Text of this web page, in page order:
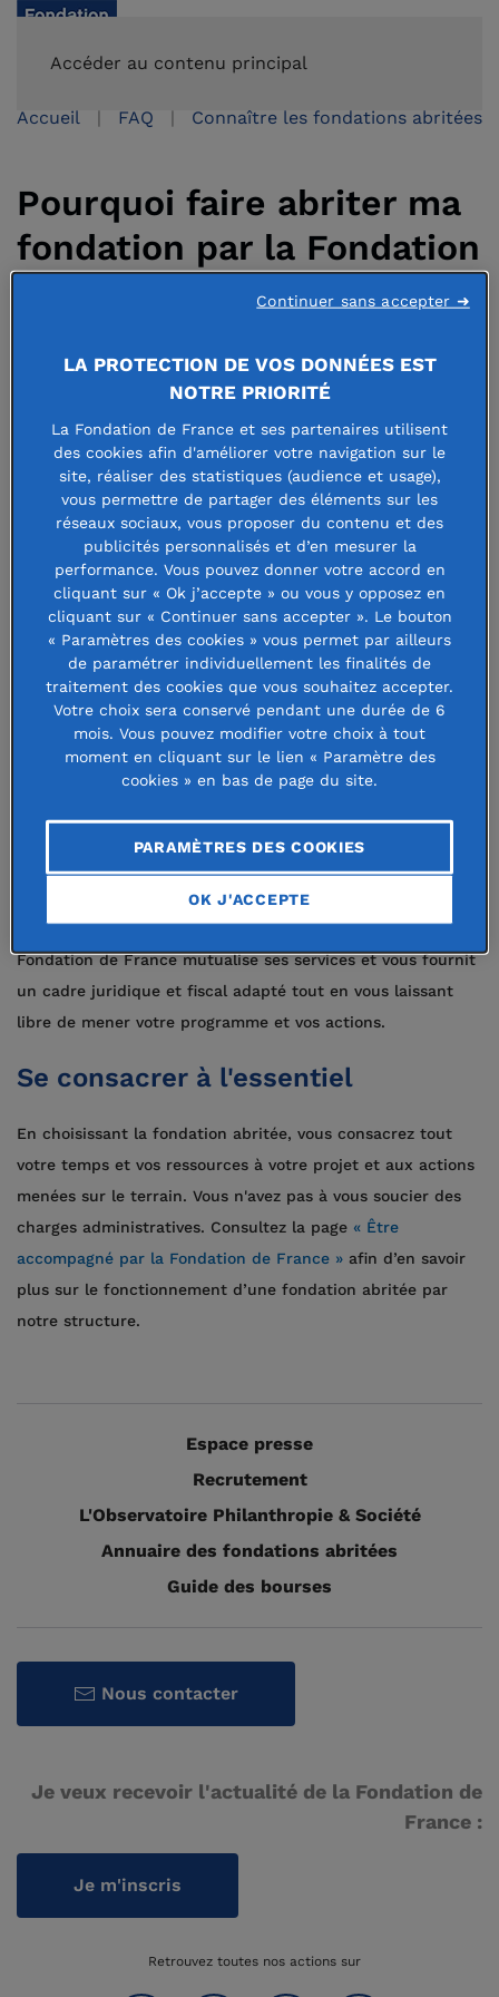
Accéder au contenu principal
Accueil FAQ Connaître les fondations abritées
Pourquoi faire abriter ma
fondation par la Fondation
9 juin 2021
Faire abriter sa fondation par la Fondation de France est la
solution la plus simple, pratique et fiable pour soutenir une
cause d'intérêt général. En rejoignant la Fondation de
France, vous intégrez un réseau de fondations et bénéficiez
de services mutualisés à moindre coût. Vous vous libérez
ainsi des charges administratives et de frais de structure
pour consacrer votre temps et vos ressources au cœur de
votre projet philanthropique.
Quels sont les avantages d'intégrer
de sa logistique et son savoir-faire en contrepartie d'une
contribution modeste au coût de fonctionnement. La
Fondation de France mutualise ses services et vous fournit
un cadre juridique et fiscal adapté tout en vous laissant
libre de mener votre programme et vos actions.
Se consacrer à l'essentiel
En choisissant la fondation abritée, vous consacrez tout
votre temps et vos ressources à votre projet et aux actions
menées sur le terrain. Vous n'avez pas à vous soucier des
charges administratives. Consultez la page « Être
accompagné par la Fondation de France » afin d’en savoir
plus sur le fonctionnement d’une fondation abritée par
notre structure.
Espace presse
Recrutement
L'Observatoire Philanthropie & Société
Annuaire des fondations abritées
Guide des bourses
Nous contacter
Je veux recevoir l'actualité de la Fondation de
France :
Je m'inscris
Retrouvez toutes nos actions sur
LA PROTECTION DE VOS DONNÉES EST
NOTRE PRIORITÉ
La Fondation de France et ses partenaires utilisent
des cookies afin d'améliorer votre navigation sur le
site, réaliser des statistiques (audience et usage),
vous permettre de partager des éléments sur les
réseaux sociaux, vous proposer du contenu et des
publicités personnalisés et d’en mesurer la
performance. Vous pouvez donner votre accord en
cliquant sur « Ok j’accepte » ou vous y opposez en
cliquant sur « Continuer sans accepter ». Le bouton
« Paramètres des cookies » vous permet par ailleurs
de paramétrer individuellement les finalités de
traitement des cookies que vous souhaitez accepter.
Votre choix sera conservé pendant une durée de 6
mois. Vous pouvez modifier votre choix à tout
moment en cliquant sur le lien « Paramètre des
cookies » en bas de page du site.
PARAMÈTRES DES COOKIES
OK J'ACCEPTE
Continuer sans accepter ➜